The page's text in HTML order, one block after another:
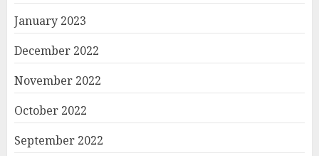
January 2023
December 2022
November 2022
October 2022
September 2022